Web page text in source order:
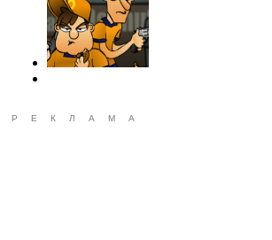
РЕКЛАМА